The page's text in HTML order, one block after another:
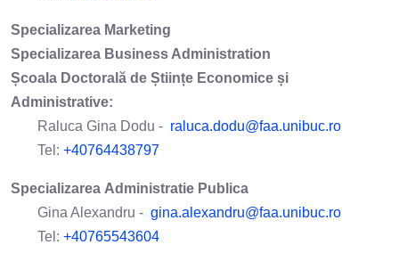
Specializarea Marketing
Specializarea Business Administration
Școala Doctorală de Științe Economice și
Administrative:
Raluca Gina Dodu - raluca.dodu@faa.unibuc.ro
Tel: +40764438797
Specializarea Administratie Publica
Gina Alexandru - gina.alexandru@faa.unibuc.ro
Tel: +40765543604